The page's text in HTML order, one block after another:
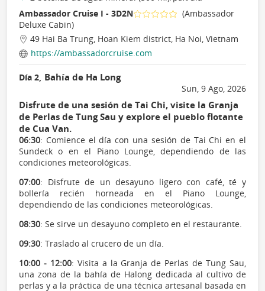
Ambassador Cruise I - 3D2N
(Ambassador
Deluxe Cabin)
49 Hai Ba Trung, Hoan Kiem district, Ha Noi, Vietnam
https://ambassadorcruise.com
Día 2, Bahía de Ha Long
Sun, 9 Ago, 2026
Disfrute de una sesión de Tai Chi, visite la Granja
de Perlas de Tung Sau y explore el pueblo flotante
de Cua Van.
06:30: Comience el día con una sesión de Tai Chi en el
Sundeck o en el Piano Lounge, dependiendo de las
condiciones meteorológicas.
07:00: Disfrute de un desayuno ligero con café, té y
bollería recién horneada en el Piano Lounge,
dependiendo de las condiciones meteorológicas.
08:30: Se sirve un desayuno completo en el restaurante.
09:30: Traslado al crucero de un día.
10:00 - 12:00: Visita a la Granja de Perlas de Tung Sau,
una zona de la bahía de Halong dedicada al cultivo de
perlas y a la práctica de una técnica artesanal basada en